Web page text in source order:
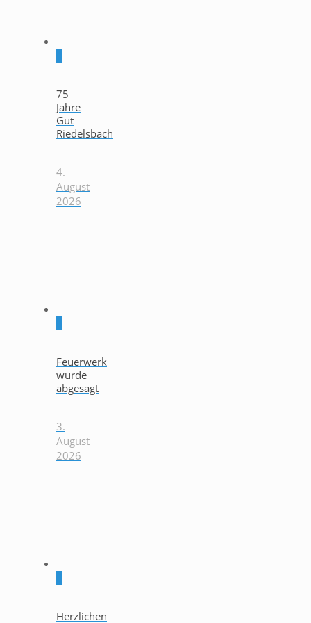
75
Jahre
Gut
Riedelsbach
4.
August
2026
Feuerwerk
wurde
abgesagt
3.
August
2026
Herzlichen